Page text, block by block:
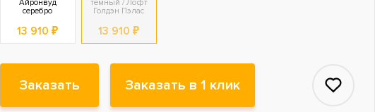
Айронвуд
серебро
13 910 ₽
темный / Лофт
Голдэн Пэлас
13 910 ₽
Заказать Заказать в 1 клик